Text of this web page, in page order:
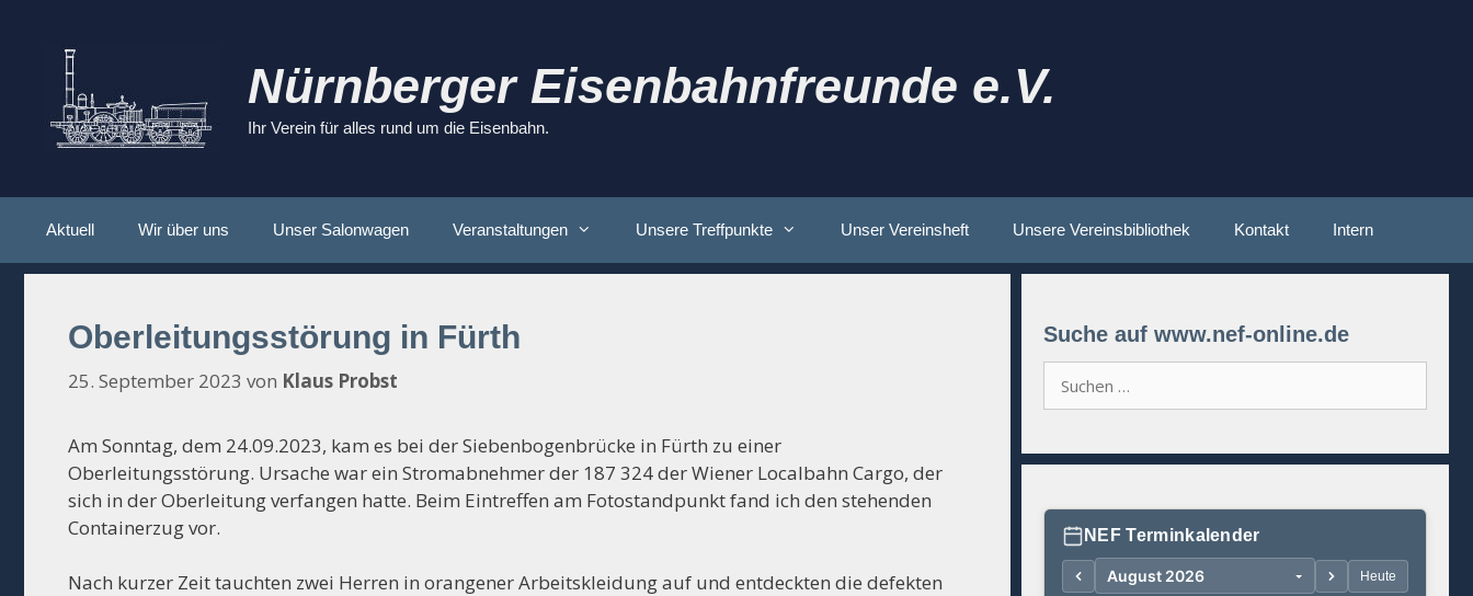
springen
Nürnberger Eisenbahnfreunde e.V.
Ihr Verein für alles rund um die Eisenbahn.
Aktuell Wir über uns Unser Salonwagen Veranstaltungen Unsere Treffpunkte Unser Vereinsheft Unsere Vereinsbibliothek Kontakt Intern
Oberleitungsstörung in Fürth
25. September 2023 von Klaus Probst
Am Sonntag, dem 24.09.2023, kam es bei der Siebenbogenbrücke in Fürth zu einer
Oberleitungsstörung. Ursache war ein Stromabnehmer der 187 324 der Wiener Localbahn Cargo, der
sich in der Oberleitung verfangen hatte. Beim Eintreffen am Fotostandpunkt fand ich den stehenden
Containerzug vor.
Nach kurzer Zeit tauchten zwei Herren in orangener Arbeitskleidung auf und entdeckten die defekten
Suche auf www.nef-online.de
nach:
NEF Terminkalender
Heute